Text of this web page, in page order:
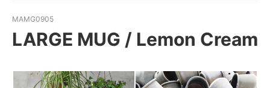
MAMG0905
LARGE MUG / Lemon Cream